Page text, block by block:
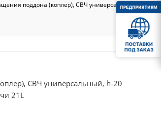
поддона (коплер), СВЧ универсальный, h-
СВЧ универсальный, h-20
21L